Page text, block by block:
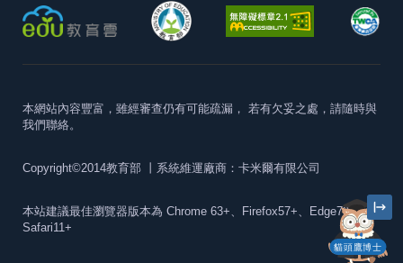
貓頭鷹博士
本網站內容豐富，雖經審查仍有可能疏漏， 若有欠妥之處，請隨時與
我們聯絡。
Copyright©2014教育部 丨系統維運廠商：卡米爾有限公司
本站建議最佳瀏覽器版本為 Chrome 63+、Firefox57+、Edge79+及
Safari11+